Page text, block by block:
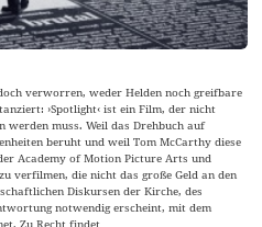
verworren, weder Helden noch greifbare
›Spotlight‹ ist ein Film, der nicht
werden muss. Weil das Drehbuch auf
beruht und weil Tom McCarthy diese
Academy of Motion Picture Arts und
verfilmen, die nicht das große Geld an den
Diskursen der Kirche, des
notwendig erscheint, mit dem